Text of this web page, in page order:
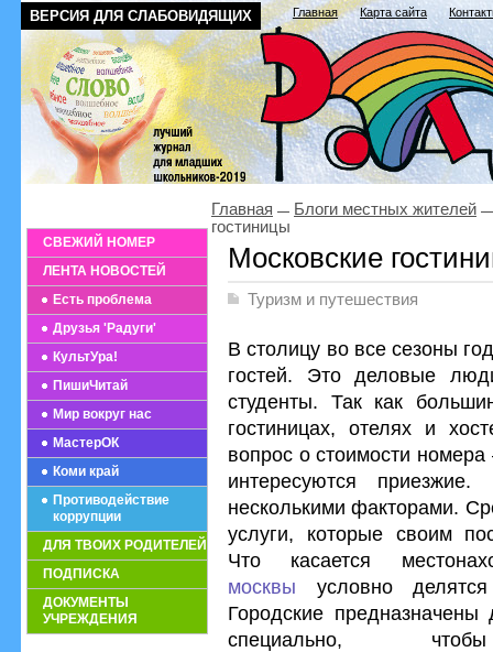
ВЕРСИЯ ДЛЯ СЛАБОВИДЯЩИХ Главная Карта сайта
СВЕЖИЙ НОМЕР
ЛЕНТА НОВОСТЕЙ
Есть проблема
Друзья 'Радуги'
КультУра!
ПишиЧитай
Мир вокруг нас
МастерОК
Коми край
Противодействие
коррупции
ДЛЯ ТВОИХ РОДИТЕЛЕЙ
ПОДПИСКА
ДОКУМЕНТЫ
УЧРЕЖДЕНИЯ
Главная
Блоги местных жителей
гостиницы
Московские
Туризм и путешествия
В столицу во все сезоны
гостей. Это деловые
студенты. Так как
гостиницах, отелях и
вопрос о стоимости
интересуются
несколькими факторами.
услуги, которые своим
Что касается
москвы условно
Городские
специально,